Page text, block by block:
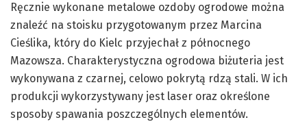
Ręcznie wykonane metalowe ozdoby ogrodowe można
znaleźć na stoisku przygotowanym przez Marcina
Cieślika, który do Kielc przyjechał z północnego
Mazowsza. Charakterystyczna ogrodowa biżuteria jest
wykonywana z czarnej, celowo pokrytą rdzą stali. W ich
produkcji wykorzystywany jest laser oraz określone
sposoby spawania poszczególnych elementów.